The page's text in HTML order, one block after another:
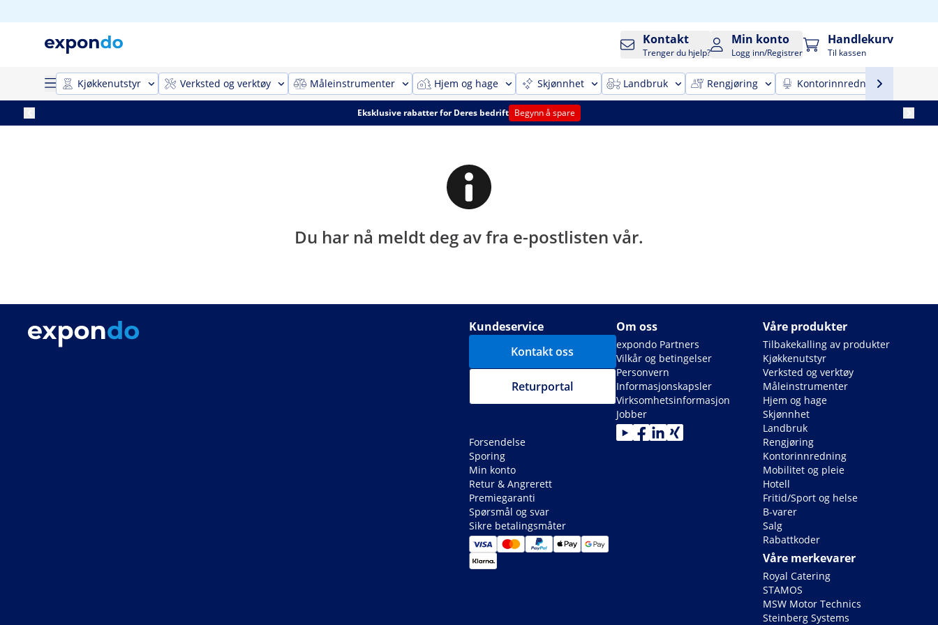
Kontakt
Trenger du hjelp?
Min konto
Logg inn/Registrer
Handlekurv
Til kassen
Kjøkkenutstyr Verksted og verktøy Måleinstrumenter Hjem og hage Skjønnhet Landbruk Rengjøring Kontorinnredning
Eksklusive rabatter for Deres bedrift Begynn å spare
Du har nå meldt deg av fra e-postlisten vår.
Kundeservice
Kontakt oss
Returportal
Forsendelse
Sporing
Min konto
Retur & Angrerett
Premiegaranti
Spørsmål og svar
Sikre betalingsmåter
Om oss
expondo Partners
Vilkår og betingelser
Personvern
Informasjonskapsler
Virksomhetsinformasjon
Jobber
Våre produkter
Tilbakekalling av produkter
Kjøkkenutstyr
Verksted og verktøy
Måleinstrumenter
Hjem og hage
Skjønnhet
Landbruk
Rengjøring
Kontorinnredning
Mobilitet og pleie
Hotell
Fritid/Sport og helse
B-varer
Salg
Rabattkoder
Våre merkevarer
Royal Catering
STAMOS
MSW Motor Technics
Steinberg Systems